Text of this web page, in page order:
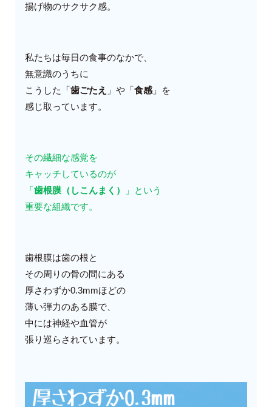
揚げ物のサクサク感。
私たちは毎日の食事のなかで、
無意識のうちに
こうした「歯ごたえ 」や「食感」を
感じ取っています。
その繊細な感覚を
キャッチしているのが
「歯根膜（しこんまく）
」という
重要な組織です。
歯根膜は歯の根と
その周りの骨の間にある
厚さわずか0.3mmほどの
薄い弾力のある膜で、
中には神経や血管が
張り巡らされています。